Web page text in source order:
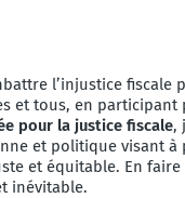
l’injustice fiscale
et tous, en participant
pour la justice fiscale,
et politique visant à
et équitable. En faire
inévitable.